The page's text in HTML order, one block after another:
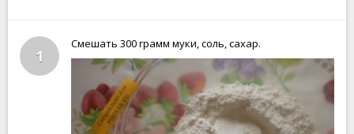
1
Смешать 300 грамм муки, соль, сахар.